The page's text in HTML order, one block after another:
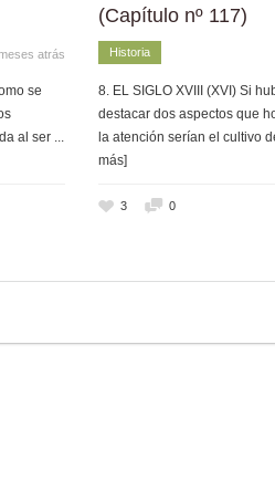
atrás
se
al ser ...
(Capítulo nº 117)
Historia
8. EL SIGLO XVIII (XVI) Si
destacar dos aspectos que
la atención serían el cultivo
más]
3 0